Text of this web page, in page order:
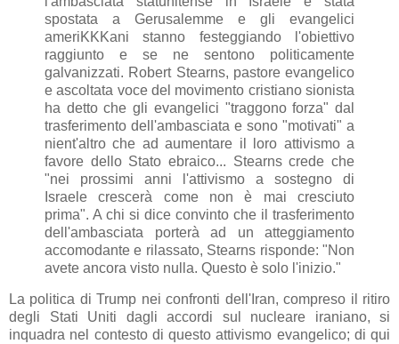
spostata a Gerusalemme e gli evangelici
ameriKKKani stanno festeggiando l'obiettivo
raggiunto e se ne sentono politicamente
galvanizzati. Robert Stearns, pastore evangelico
e ascoltata voce del movimento cristiano sionista
ha detto che gli evangelici "traggono forza" dal
trasferimento dell'ambasciata e sono "motivati" a
nient'altro che ad aumentare il loro attivismo a
favore dello Stato ebraico... Stearns crede che
"nei prossimi anni l'attivismo a sostegno di
Israele crescerà come non è mai cresciuto
prima". A chi si dice convinto che il trasferimento
dell'ambasciata porterà ad un atteggiamento
accomodante e rilassato, Stearns risponde: "Non
avete ancora visto nulla. Questo è solo l'inizio."
La politica di Trump nei confronti dell'Iran, compreso il ritiro
degli Stati Uniti dagli accordi sul nucleare iraniano, si
inquadra nel contesto di questo attivismo evangelico; di qui